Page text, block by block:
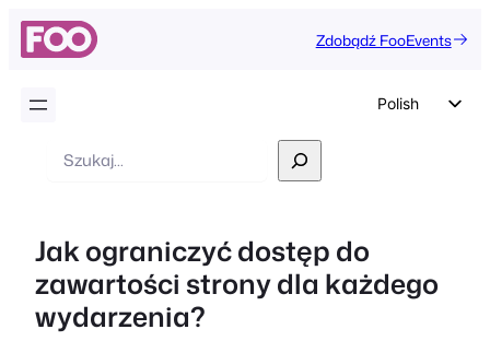
Zdobądź FooEvents
Polish
Italian
Wyszukiwanie
Jak ograniczyć dostęp do
zawartości strony dla każdego
wydarzenia?